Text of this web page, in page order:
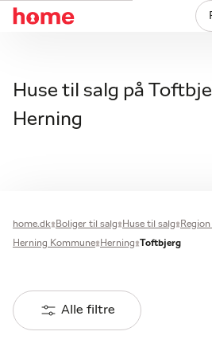
Huse til salg på
Herning
home.dk Boliger til salg Huse til salg
Herning Kommune
Herning Toftbjerg
Alle filtre